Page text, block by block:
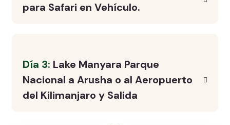
para Safari en Vehículo.
Día 3: Lake Manyara Parque
Nacional a Arusha o al Aeropuerto
del Kilimanjaro y Salida